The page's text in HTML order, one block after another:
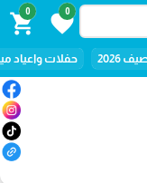
0
favorite
0
shopping_cart
2026 حفلات واعياد